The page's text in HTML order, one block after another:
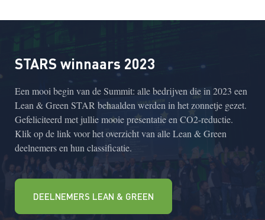
STARS winnaars 2023
Een mooi begin van de Summit: alle bedrijven die in 2023 een
Lean & Green STAR behaalden werden in het zonnetje gezet.
Gefeliciteerd met jullie mooie presentatie en CO2-reductie.
Klik op de link voor het overzicht van alle Lean & Green
deelnemers en hun classificatie.
DEELNEMERS LEAN & GREEN